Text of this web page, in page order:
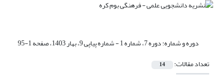
دوره و شماره:دوره 7، شماره 1 - شماره پیاپی 9، بهار 1403، صفحه 1-95
تعداد مقالات:
14